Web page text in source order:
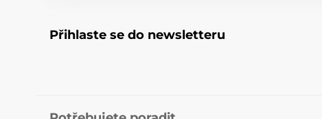
Přihlaste se do newsletteru